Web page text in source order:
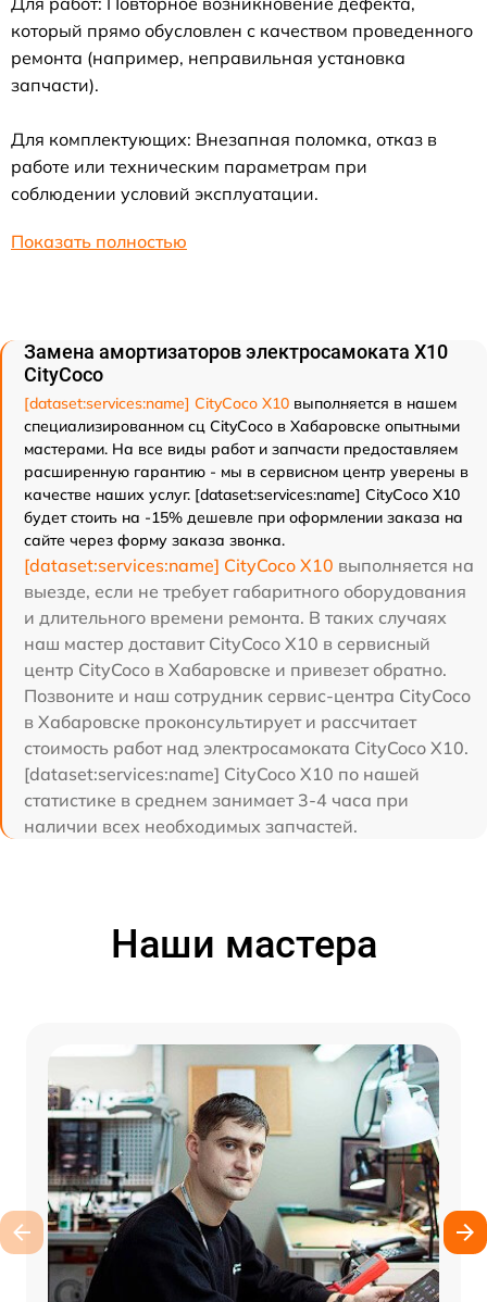
который прямо обусловлен с качеством проведенного
ремонта (например, неправильная установка
запчасти).
Для комплектующих: Внезапная поломка, отказ в
работе или техническим параметрам при
соблюдении условий эксплуатации.
Показать полностью
Замена амортизаторов электросамоката X10
CityCoco
[dataset:services:name] CityCoco X10 выполняется в нашем
специализированном сц CityCoco в Хабаровске опытными
мастерами. На все виды работ и запчасти предоставляем
расширенную гарантию - мы в сервисном центр уверены в
качестве наших услуг. [dataset:services:name] CityCoco X10
будет стоить на -15% дешевле при оформлении заказа на
сайте через форму заказа звонка.
[dataset:services:name] CityCoco X10 выполняется на
выезде, если не требует габаритного оборудования
и длительного времени ремонта. В таких случаях
наш мастер доставит CityCoco X10 в сервисный
центр CityCoco в Хабаровске и привезет обратно.
Позвоните и наш сотрудник сервис-центра CityCoco
в Хабаровске проконсультирует и рассчитает
стоимость работ над электросамоката CityCoco X10.
[dataset:services:name] CityCoco X10 по нашей
статистике в среднем занимает 3-4 часа при
наличии всех необходимых запчастей.
Наши мастера